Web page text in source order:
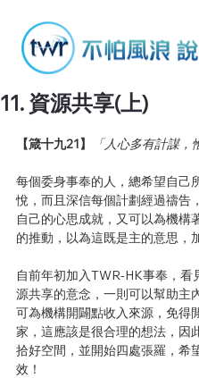
11. 資源共享(上)
【箴十九21】 「人心多有計謀
每個委身事奉的人，總希望自己
悅，而且深信每個計劃經過禱告
自己的心思成就，又可以為機構
的推動，以為這既是主的意思，
自前年初加入TWR-HK事奉，看
源共享的意念，一則可以幫助主
可為機構開闢點收入來源，免得
家，這應該是很合理的想法，因
拾好空間，並開始四處張羅，希
效！